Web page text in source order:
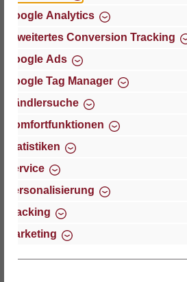
Hersteller
Für Fragen zu Produkt,
technische Unterstützung
Thomas GmbH + Co. Sitz- und
"Lattoflex"
D-27432 Bremervörde
Telefon: (04761) 979-0
E-Mail: info@lattoflex.com
Google Analytics
Erweitertes Conversion Tracking
Google Ads
Google Tag Manager
Händlersuche
Komfortfunktionen
Statistiken
Service
Personalisierung
Tracking
Marketing